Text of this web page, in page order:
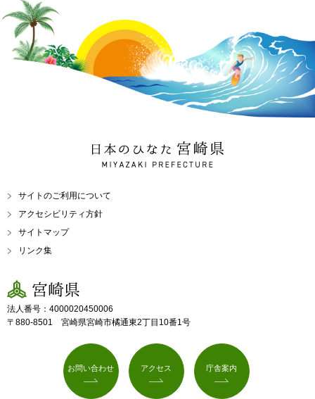
日本のひなた 宮崎県
MIYAZAKI PREFECTURE
サイトのご利用について
アクセシビリティ方針
サイトマップ
リンク集
宮崎県
法人番号：4000020450006
〒880-8501 宮崎県宮崎市橘通東2丁目10番1号
お問い合わせ アクセス 庁舎案内